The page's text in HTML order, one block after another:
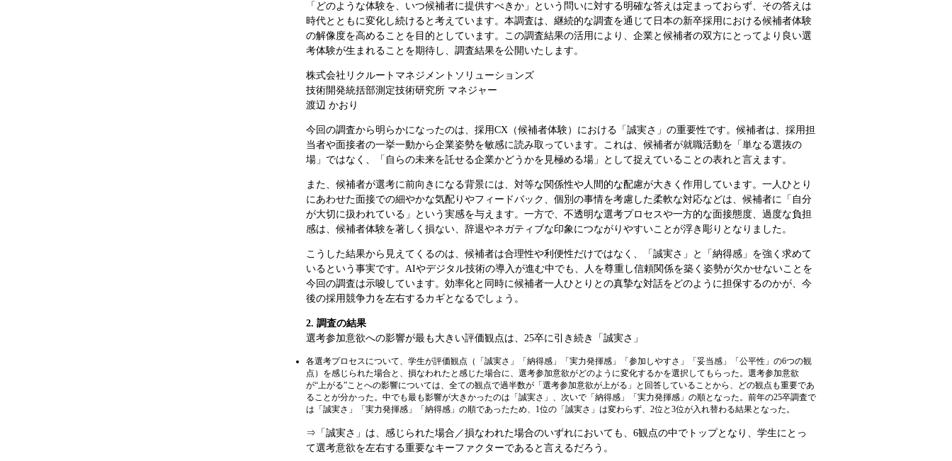
「どのような体験を、いつ候補者に提供すべきか」という問いに対する明確な答えは定まっておらず、その答えは
時代とともに変化し続けると考えています。本調査は、継続的な調査を通じて日本の新卒採用における候補者体験
の解像度を高めることを目的としています。この調査結果の活用により、企業と候補者の双方にとってより良い選
考体験が生まれることを期待し、調査結果を公開いたします。
株式会社リクルートマネジメントソリューションズ
技術開発統括部測定技術研究所 マネジャー
渡辺 かおり
今回の調査から明らかになったのは、採用CX（候補者体験）における「誠実さ」の重要性です。候補者は、採用担
当者や面接者の一挙一動から企業姿勢を敏感に読み取っています。これは、候補者が就職活動を「単なる選抜の
場」ではなく、「自らの未来を託せる企業かどうかを見極める場」として捉えていることの表れと言えます。
また、候補者が選考に前向きになる背景には、対等な関係性や人間的な配慮が大きく作用しています。一人ひとり
にあわせた面接での細やかな気配りやフィードバック、個別の事情を考慮した柔軟な対応などは、候補者に「自分
が大切に扱われている」という実感を与えます。一方で、不透明な選考プロセスや一方的な面接態度、過度な負担
感は、候補者体験を著しく損ない、辞退やネガティブな印象につながりやすいことが浮き彫りとなりました。
こうした結果から見えてくるのは、候補者は合理性や利便性だけではなく、「誠実さ」と「納得感」を強く求めて
いるという事実です。AIやデジタル技術の導入が進む中でも、人を尊重し信頼関係を築く姿勢が欠かせないことを
今回の調査は示唆しています。効率化と同時に候補者一人ひとりとの真摯な対話をどのように担保するのかが、今
後の採用競争力を左右するカギとなるでしょう。
2. 調査の結果
選考参加意欲への影響が最も大きい評価観点は、25卒に引き続き「誠実さ」
各選考プロセスについて、学生が評価観点（「誠実さ」「納得感」「実力発揮感」「参加しやすさ」「妥当感」「公平性」の6つの観
点）を感じられた場合と、損なわれたと感じた場合に、選考参加意欲がどのように変化するかを選択してもらった。選考参加意欲
が“上がる”ことへの影響については、全ての観点で過半数が「選考参加意欲が上がる」と回答していることから、どの観点も重要であ
ることが分かった。中でも最も影響が大きかったのは「誠実さ」、次いで「納得感」「実力発揮感」の順となった。前年の25卒調査で
は「誠実さ」「実力発揮感」「納得感」の順であったため、1位の「誠実さ」は変わらず、2位と3位が入れ替わる結果となった。
⇒「誠実さ」は、感じられた場合／損なわれた場合のいずれにおいても、6観点の中でトップとなり、学生にとっ
て選考意欲を左右する重要なキーファクターであると言えるだろう。